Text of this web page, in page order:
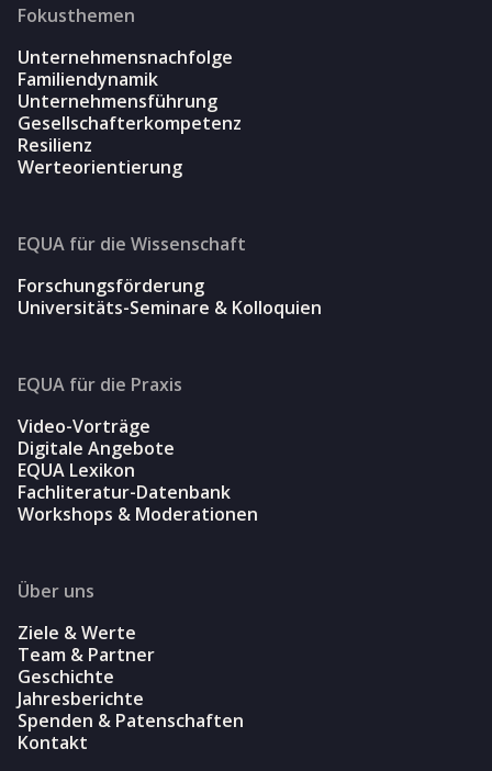
Fokusthemen
Unternehmensnachfolge
Familiendynamik
Unternehmensführung
Gesellschafterkompetenz
Resilienz
Werteorientierung
EQUA für die Wissenschaft
Forschungsförderung
Universitäts-Seminare & Kolloquien
EQUA für die Praxis
Video-Vorträge
Digitale Angebote
EQUA Lexikon
Fachliteratur-Datenbank
Workshops & Moderationen
Über uns
Ziele & Werte
Team & Partner
Geschichte
Jahresberichte
Spenden & Patenschaften
Kontakt